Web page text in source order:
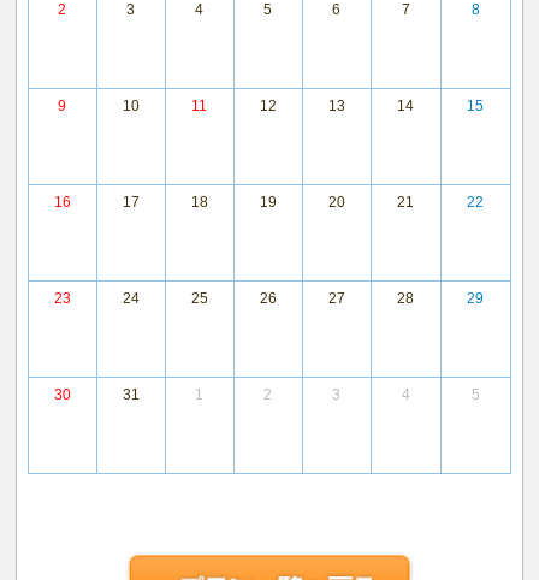
2 3 4 5 6 7 8
9 10 11 12 13 14 15
16 17 18 19 20 21 22
23 24 25 26 27 28 29
30 31 1 2 3 4 5